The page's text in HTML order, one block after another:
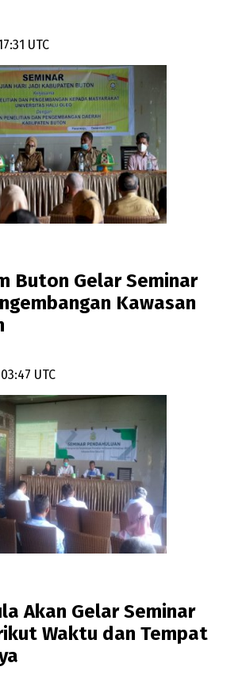
UTC
Buton Gelar Seminar
Kawasan
UTC
Akan Gelar Seminar
Waktu dan Tempat